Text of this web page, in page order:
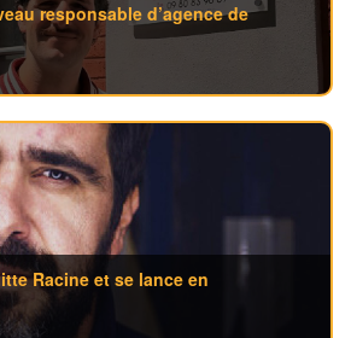
responsable d’agence de
Racine et se lance en